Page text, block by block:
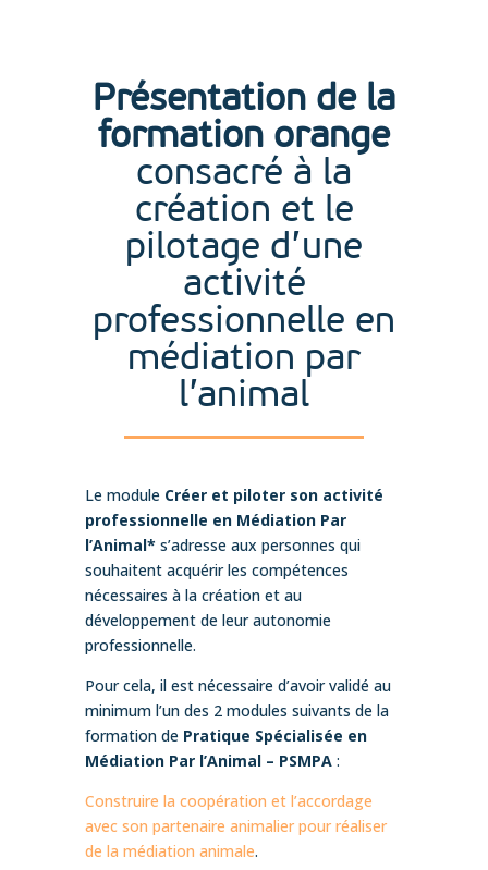
Présentation de la
formation orange
consacré à la
création et le
pilotage d’une
activité
professionnelle en
médiation par
l’animal
Le module Créer et piloter son activité
professionnelle en Médiation Par
l’Animal* s’adresse aux personnes qui
souhaitent acquérir les compétences
nécessaires à la création et au
développement de leur autonomie
professionnelle.
Pour cela, il est nécessaire d’avoir validé au
minimum l’un des 2 modules suivants de la
formation de Pratique Spécialisée en
Médiation Par l’Animal – PSMPA:
Construire la coopération et l’accordage
avec son partenaire animalier pour réaliser
de la médiation animale.